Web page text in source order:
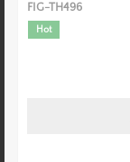
FIG-TH496
Hot